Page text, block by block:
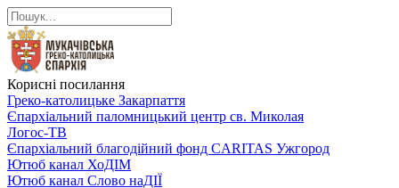
Корисні посилання
Греко-католицьке Закарпаття
Єпархіальний паломницький центр св. Миколая
Логос-ТВ
Єпархіальний благодійний фонд CARITAS Ужгород
Ютюб канал ХоДІМ
Ютюб канал Слово наДІЇ